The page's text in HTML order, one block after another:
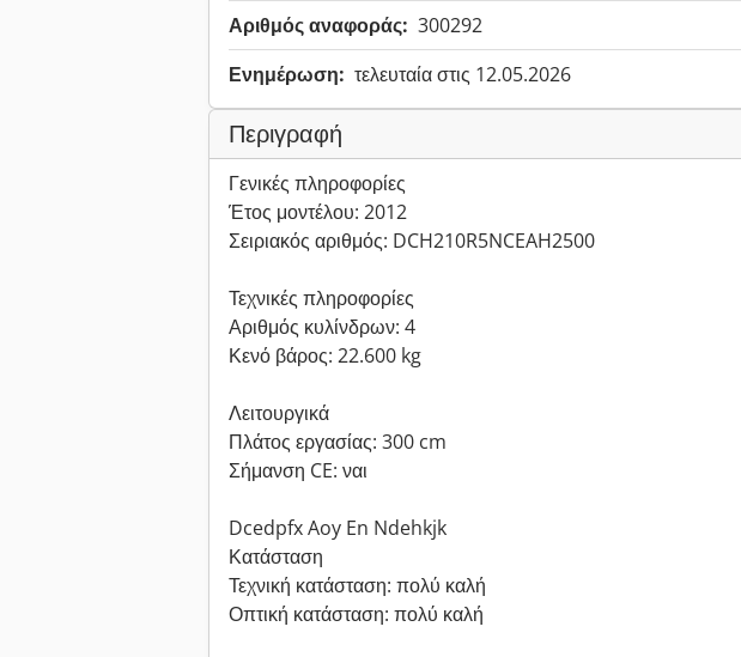
Αριθμός αναφοράς: 300292
Ενημέρωση: τελευταία στις 12.05.2026
Περιγραφή
Γενικές πληροφορίες
Έτος μοντέλου: 2012
Σειριακός αριθμός: DCH210R5NCEAH2500
Τεχνικές πληροφορίες
Αριθμός κυλίνδρων: 4
Κενό βάρος: 22.600 kg
Λειτουργικά
Πλάτος εργασίας: 300 cm
Σήμανση CE: ναι
Dcedpfx Aoy En Ndehkjk
Κατάσταση
Τεχνική κατάσταση: πολύ καλή
Οπτική κατάσταση: πολύ καλή